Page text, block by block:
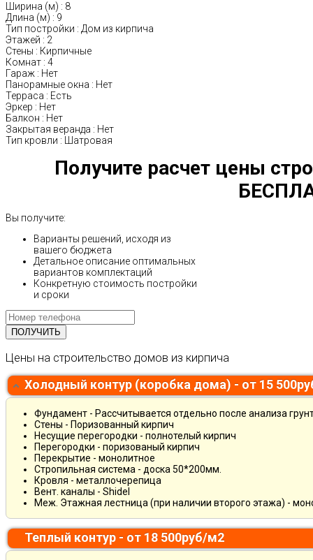
Ширина (м) : 8
Длина (м) : 9
Тип постройки : Дом из кирпича
Этажей : 2
Стены : Кирпичные
Комнат : 4
Гараж : Нет
Панорамные окна : Нет
Терраса : Есть
Эркер : Нет
Балкон : Нет
Закрытая веранда : Нет
Тип кровли : Шатровая
Получите расчет цены
Вы получите:
Варианты решений, исходя из
вашего бюджета
Детальное описание оптимальных
вариантов комплектаций
Конкретную стоимость постройки
и сроки
Цены на строительство домов из кирпича
Холодный контур (коробка дома) - от 15
Фундамент - Рассчитывается отдельно после анализа
Стены - Поризованный кирпич
Несущие перегородки - полнотелый кирпич
Перегородки - поризованый кирпич
Перекрытие - монолитное
Стропильная система - доска 50*200мм.
Кровля - металлочерепица
Вент. каналы - Shidel
Меж. Этажная лестница (при наличии второго этажа) -
Теплый контур - от 18 500руб/м2